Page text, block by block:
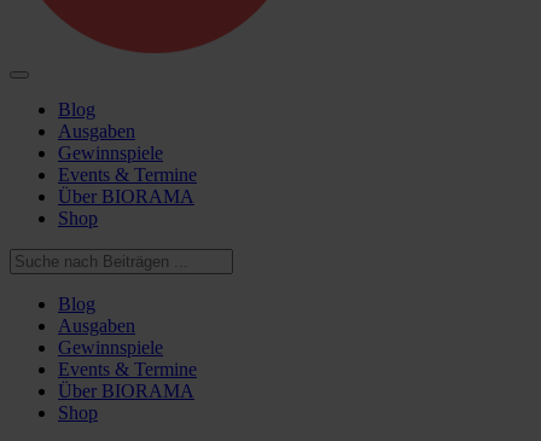
Blog
Ausgaben
Gewinnspiele
Events & Termine
Über BIORAMA
Shop
Blog
Ausgaben
Gewinnspiele
Events & Termine
Über BIORAMA
Shop